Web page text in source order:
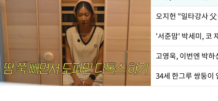
'서준맘' 박세미, 코
34세 한그루 쌍둥